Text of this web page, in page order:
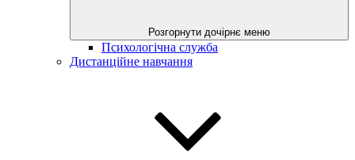
Розгорнути дочірнє меню
Психологічна служба
Дистанційне навчання